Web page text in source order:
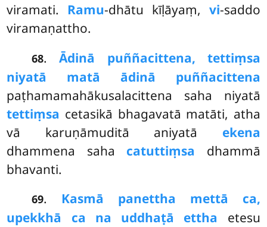
viramati. Ramu-dhātu kīḷāyaṃ, vi-saddo
viramaṇattho.
68.Ādinā puññacittena, tettiṃsa
niyatā matā ādinā puññacittena
paṭhamamahākusalacittena saha niyatā
tettiṃsa cetasikā bhagavatā matāti, atha
vā karuṇāmuditā aniyatā ekena
dhammena saha catuttiṃsa dhammā
bhavanti.
69. Kasmā panettha mettā ca,
upekkhā ca na uddhaṭā ettha etesu